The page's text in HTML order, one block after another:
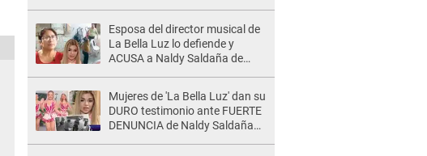
Esposa del director musical de
La Bella Luz lo defiende y
ACUSA a Naldy Saldaña de
Mujeres de 'La Bella Luz' dan su
DURO testimonio ante FUERTE
DENUNCIA de Naldy Saldaña